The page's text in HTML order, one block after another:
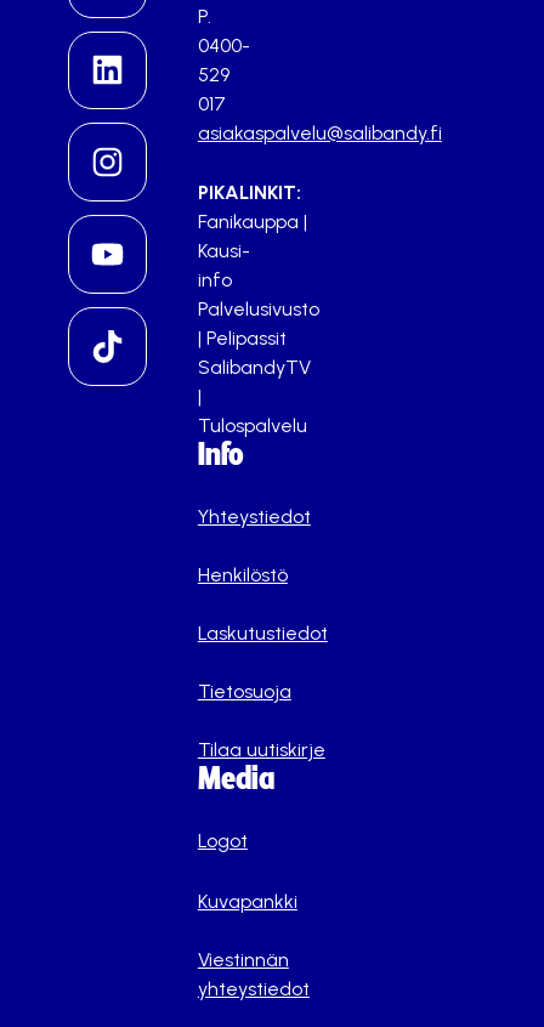
P.
0400-
529
017
asiakaspalvelu@salibandy.fi
PIKALINKIT:
Fanikauppa |
Kausi-
info
Palvelusivusto
| Pelipassit
SalibandyTV
|
Tulospalvelu
Info
Yhteystiedot
Henkilöstö
Laskutustiedot
Tietosuoja
Tilaa uutiskirje
Media
Logot
Kuvapankki
Viestinnän
yhteystiedot